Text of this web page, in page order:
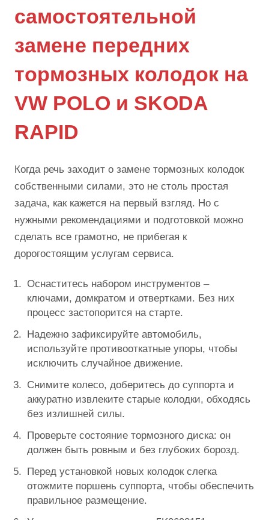
самостоятельной
замене передних
тормозных колодок на
VW POLO и SKODA
RAPID
Когда речь заходит о замене тормозных колодок
собственными силами, это не столь простая
задача, как кажется на первый взгляд. Но с
нужными рекомендациями и подготовкой можно
сделать все грамотно, не прибегая к
дорогостоящим услугам сервиса.
Оснаститесь набором инструментов –
ключами, домкратом и отвертками. Без них
процесс застопорится на старте.
Надежно зафиксируйте автомобиль,
используйте противооткатные упоры, чтобы
исключить случайное движение.
Снимите колесо, доберитесь до суппорта и
аккуратно извлеките старые колодки, обходясь
без излишней силы.
Проверьте состояние тормозного диска: он
должен быть ровным и без глубоких борозд.
Перед установкой новых колодок слегка
отожмите поршень суппорта, чтобы обеспечить
правильное размещение.